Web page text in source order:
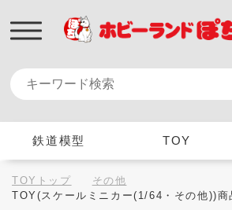
鉄道模型 TOY
TOYトップ
その他
TOY(スケールミニカー(1/64・その他))商